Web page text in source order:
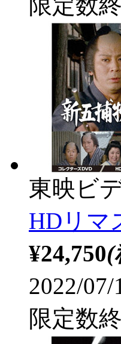
限定数
東映ビ
HDリマ
¥24,750(
2022/
限定数